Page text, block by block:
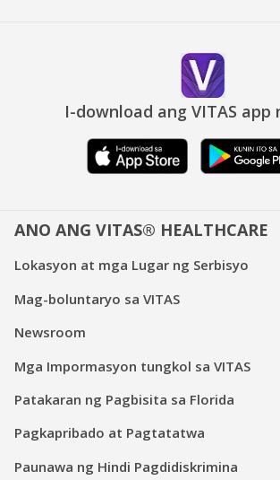
I-download ang VITAS app
ANO ANG VITAS® HEALTHCARE
Lokasyon at mga Lugar ng Serbisyo
Mag-boluntaryo sa VITAS
Newsroom
Mga Impormasyon tungkol sa VITAS
Patakaran ng Pagbisita sa Florida
Pagkapribado at Pagtatatwa
Paunawa ng Hindi Pagdidiskrimina